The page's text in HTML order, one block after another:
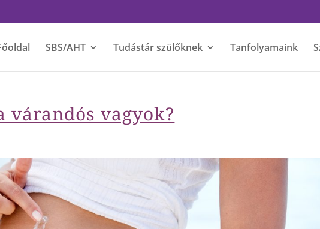
SBS/AHT Tudástár szülőknek Tanfolyamaink
várandós vagyok?